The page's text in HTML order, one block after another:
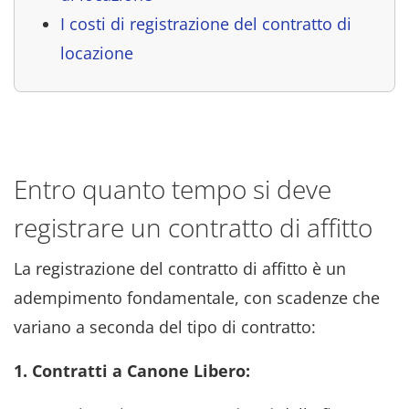
I costi di registrazione del contratto di
locazione
Entro quanto tempo si deve
registrare un contratto di affitto
La registrazione del contratto di affitto è un
adempimento fondamentale, con scadenze che
variano a seconda del tipo di contratto:
1. Contratti a Canone Libero: